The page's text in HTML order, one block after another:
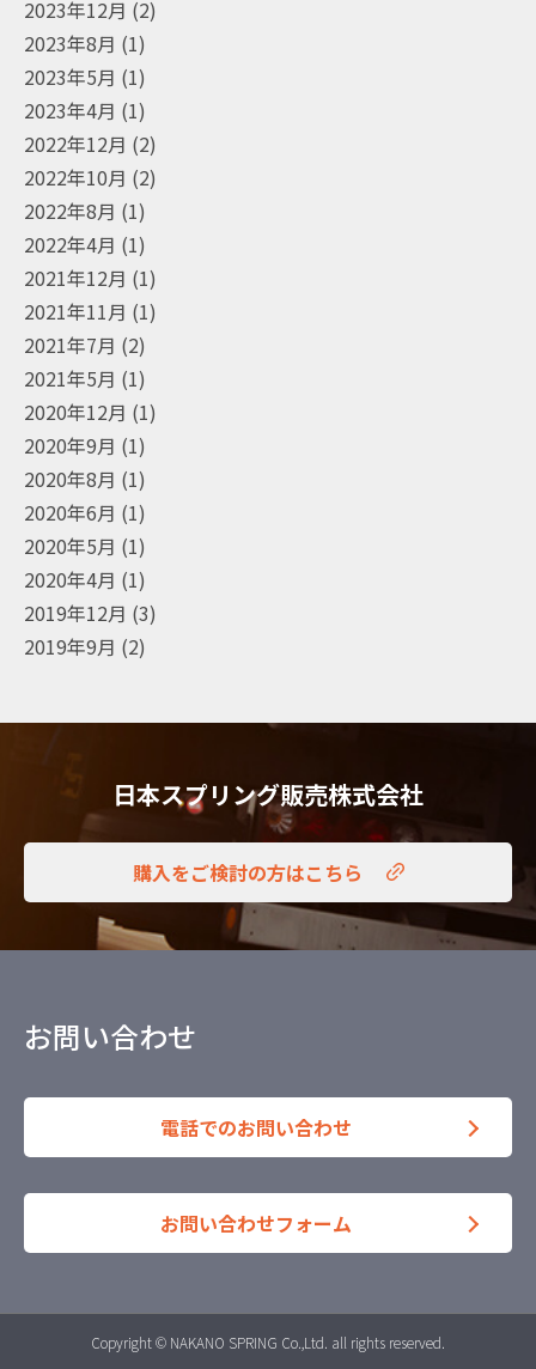
2023年12月 (2)
2023年8月 (1)
2023年5月 (1)
2023年4月 (1)
2022年12月 (2)
2022年10月 (2)
2022年8月 (1)
2022年4月 (1)
2021年12月 (1)
2021年11月 (1)
2021年7月 (2)
2021年5月 (1)
2020年12月 (1)
2020年9月 (1)
2020年8月 (1)
2020年6月 (1)
2020年5月 (1)
2020年4月 (1)
2019年12月 (3)
2019年9月 (2)
日本スプリング販売株式会社
購入をご検討の方はこちら
お問い合わせ
電話でのお問い合わせ
お問い合わせフォーム
Copyright © NAKANO SPRING Co.,Ltd. all rights reserved.